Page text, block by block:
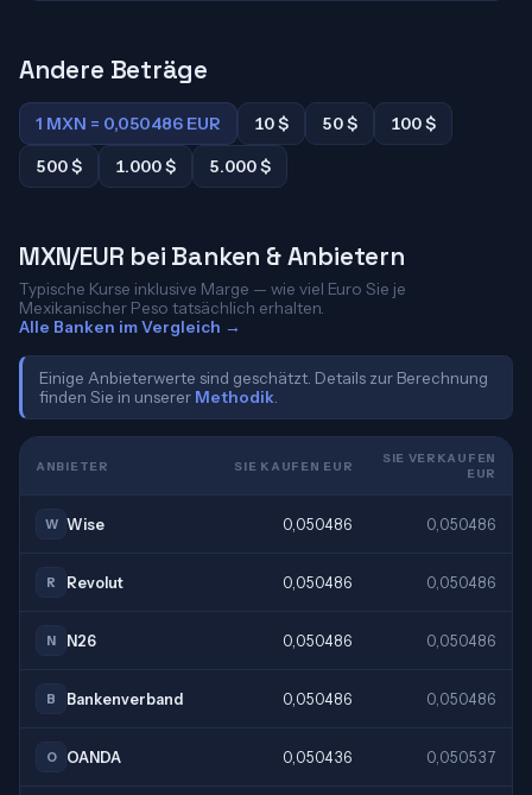
Andere Beträge
1 MXN = 0,050486 EUR 10 $ 50 $
100 $
500 $
1.000 $ 5.000 $
MXN/EUR bei Banken & Anbietern
Typische Kurse inklusive Marge — wie viel Euro Sie je
Mexikanischer Peso tatsächlich erhalten.
Alle Banken im Vergleich →
Einige Anbieterwerte sind geschätzt. Details zur Berechnung
finden Sie in unserer Methodik
ANBIETER SIE KAUFEN EUR
SIE VERKAUFEN
EUR
W Wise 0,050486 0,050486
R Revolut 0,050486 0,050486
N N26 0,050486 0,050486
B Bankenverband 0,050486 0,050486
O OANDA 0,050436 0,050537